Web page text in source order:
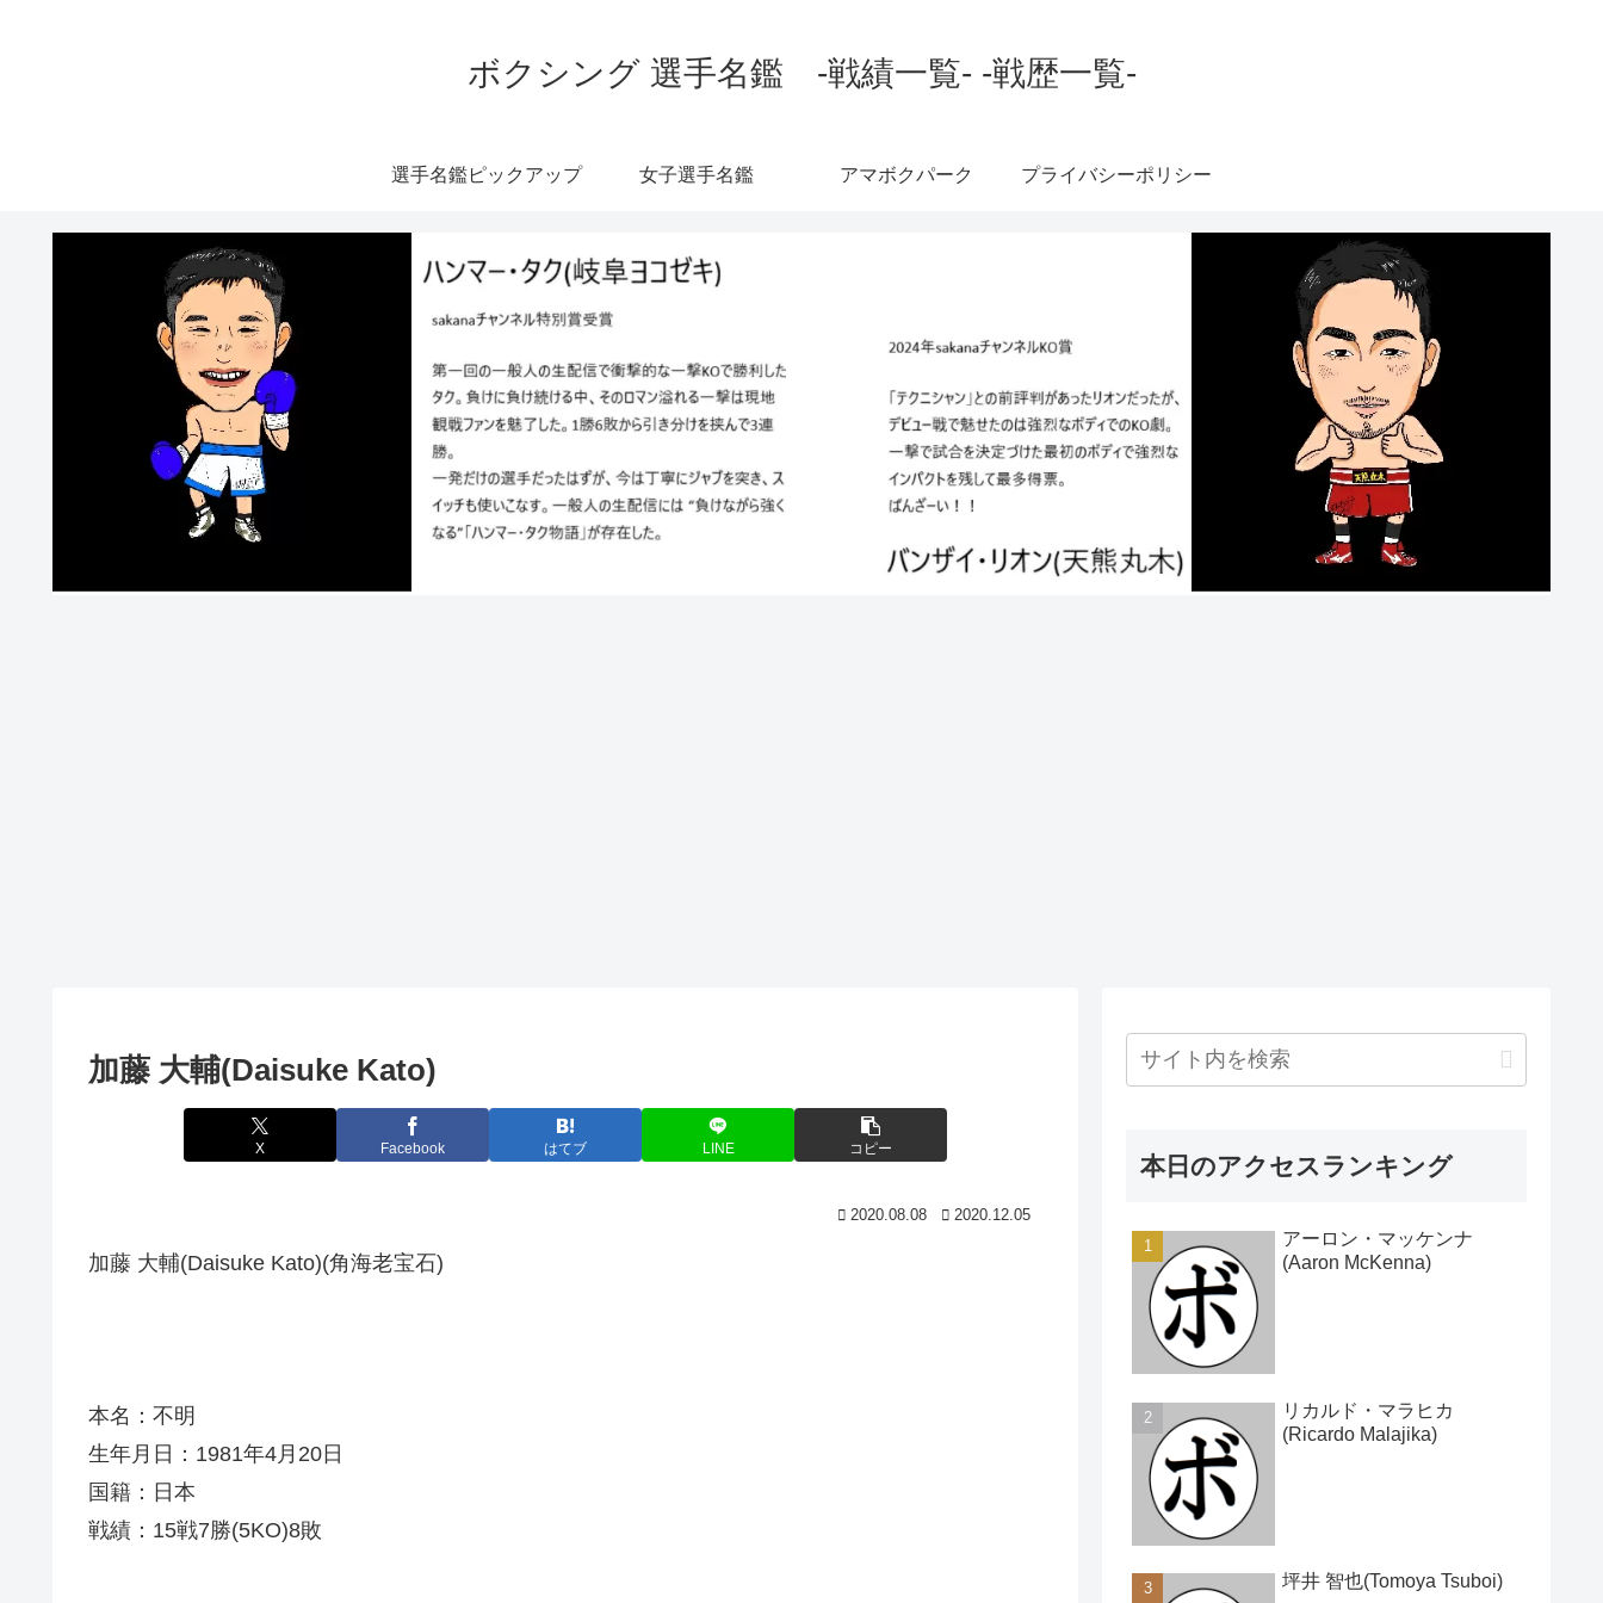
ボクシング 選手名鑑 -戦績一覧- -戦歴一覧-
選手名鑑ピックアップ 女子選手名鑑 アマボクパーク プライバシーポリシー
加藤 大輔(Daisuke Kato)
X Facebook はてブ LINE コピー
2020.08.08 2020.12.05
加藤 大輔(Daisuke Kato)(角海老宝石)
本名：不明
生年月日：1981年4月20日
国籍：日本
戦績：15戦7勝(5KO)8敗
本日のアクセスランキング
アーロン・マッケンナ
(Aaron McKenna)
リカルド・マラヒカ
(Ricardo Malajika)
坪井 智也(Tomoya Tsuboi)